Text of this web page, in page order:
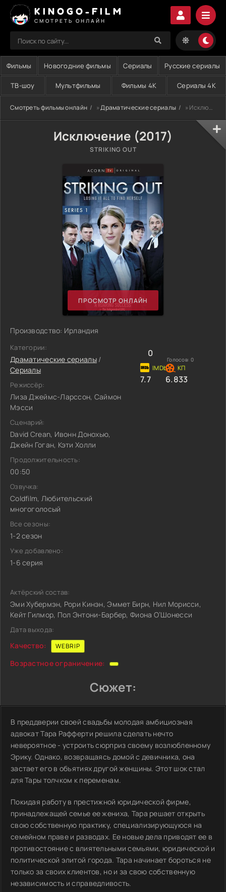
KINOGO-FILM
СМОТРЕТЬ ОНЛАЙН
Фильмы Новогодние фильмы Сериалы Русские сериалы
ТВ-шоу Мультфильмы Фильмы 4K Сериалы 4K
Смотреть фильмы онлайн »Драматические сериалы » Исключение (2017)
Исключение (2017)
STRIKING OUT
ПРОСМОТР ОНЛАЙН
Производство: Ирландия
Категории:
Драматические сериалы/
Сериалы
Режиссёр:
Лиза Джеймс-Ларссон, Саймон
Мэсси
Сценарий:
David Crean, Ивонн Донохью,
Джейн Гоган, Кэти Холли
Продолжительность:
00:50
Озвучка:
Coldfilm, Любительский
многоголосый
Все сезоны:
1-2 сезон
Уже добавлено:
1-6 серия
0
Голосов: 0
7.7 6.833
Актёрский состав:
Эми Хубермэн, Рори Кинэн, Эммет Бирн, Нил Морисси,
Кейт Гилмор, Пол Энтони-Барбер, Фиона О’Шонесси
Дата выхода:
Качество: WEBRIP
Возрастное ограничение:
Сюжет:
В преддверии своей свадьбы молодая амбициозная
адвокат Тара Рафферти решила сделать нечто
невероятное - устроить сюрприз своему возлюбленному
Эрику. Однако, возвращаясь домой с девичника, она
застает его в объятиях другой женщины. Этот шок стал
для Тары толчком к переменам.
Покидая работу в престижной юридической фирме,
принадлежащей семье ее жениха, Тара решает открыть
свою собственную практику, специализирующуюся на
семейном праве и разводах. Ее новые дела приводят ее в
противостояние с влиятельными семьями, юридической и
политической элитой города. Тара начинает бороться не
только за своих клиентов, но и за свою собственную
независимость и справедливость.